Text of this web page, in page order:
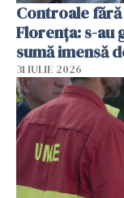
Controale
Florența: s-au
sumă imensă
31 IULIE 2026